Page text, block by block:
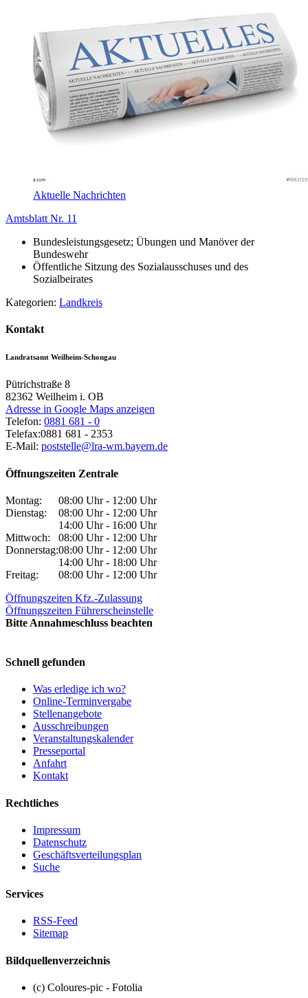
Aktuelle Nachrichten
Amtsblatt Nr. 11
Bundesleistungsgesetz; Übungen und Manöver der
Bundeswehr
Öffentliche Sitzung des Sozialausschuses und des
Sozialbeirates
Kategorien: Landkreis
Kontakt
Landratsamt Weilheim-Schongau
Pütrichstraße 8
82362 Weilheim i. OB
Adresse in Google Maps anzeigen
Telefon: 0881 681 - 0
Telefax:0881 681 - 2353
E-Mail: poststelle@lra-wm.bayern.de
Öffnungszeiten Zentrale
Montag:
08:00 Uhr - 12:00 Uhr
Dienstag:
08:00 Uhr - 12:00 Uhr
14:00 Uhr - 16:00 Uhr
Mittwoch:
08:00 Uhr - 12:00 Uhr
Donnerstag:08:00 Uhr - 12:00 Uhr
14:00 Uhr - 18:00 Uhr
Freitag:
08:00 Uhr - 12:00 Uhr
Öffnungszeiten Kfz.-Zulassung
Öffnungszeiten Führerscheinstelle
Bitte Annahmeschluss beachten
Schnell gefunden
Was erledige ich wo?
Online-Terminvergabe
Stellenangebote
Ausschreibungen
Veranstaltungskalender
Presseportal
Anfahrt
Kontakt
Rechtliches
Impressum
Datenschutz
Geschäftsverteilungsplan
Suche
Services
RSS-Feed
Sitemap
Bildquellenverzeichnis
(c) Coloures-pic - Fotolia